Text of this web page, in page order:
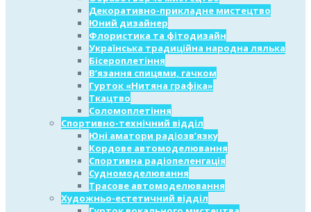
Декоративно-прикладне мистецтво
Юний дизайнер
Флористика та фітодизайн
Українська традиційна народна лялька
Бісероплетіння
В’язання спицями, гачком
Гурток «Нитяна графіка»
Ткацтво
Соломоплетіння
Спортивно-технічний відділ
Юні аматори радіозв’язку
Кордове автомоделювання
Спортивна радіопеленгація
Судномоделювання
Трасове автомоделювання
Художньо-естетичний відділ